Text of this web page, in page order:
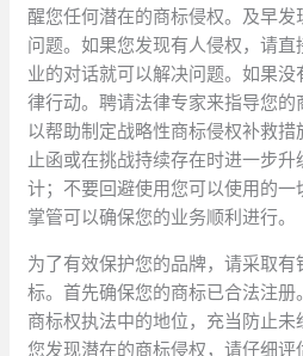
醒您任何潜在的商标侵权。及早发
问题。如果您发现有人侵权，请
业的对话就可以解决问题。如果
律行动。聘请法律专家来指导您
以帮助制定战略性商标侵权补救
止函或在挑战持续存在时进一步
计；不要回避使用您可以使用的一
掌管可以确保您的业务顺利进行。
为了有效保护您的品牌，请采取有
标。首先确保您的商标已合法注册
商标权执法中的地位，充当防止
您发现潜在的商标侵权，请仔细